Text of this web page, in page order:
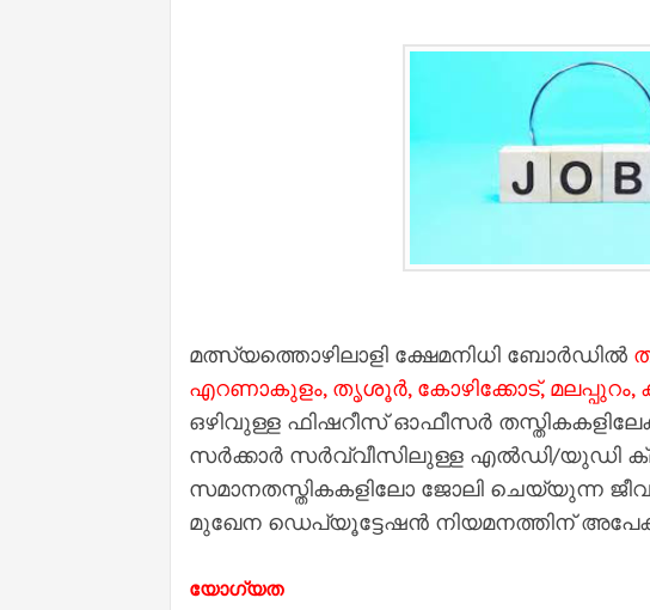
മത്സ്യത്തൊഴിലാളി ക്ഷേമനിധി ബോർഡിൽ
എറണാകുളം, തൃശൂർ, കോഴിക്കോട്,
ഒഴിവുള്ള ഫിഷറീസ് ഓഫീസർ
സർക്കാർ സർവ്വീസിലുള്ള എൽഡി/യുഡി
സമാനതസ്തികകളിലോ ജോലി ചെയ്യുന്ന
മുഖേന ഡെപ്യൂട്ടേഷൻ നിയമനത്തിന്
യോഗ്യത